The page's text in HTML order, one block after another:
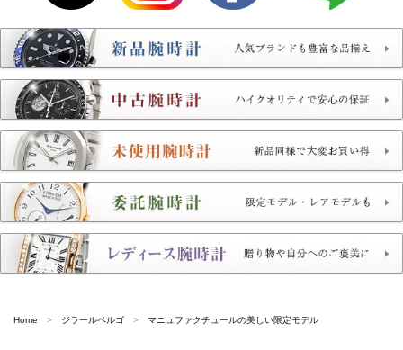
Home ジラールペルゴ マニュファクチュールの美しい限定モデル